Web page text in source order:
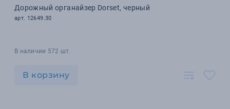
Дорожный органайзер Dorset, черный
арт. 12649.30
В наличии 572 шт.
В корзину